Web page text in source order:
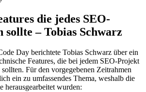
die jedes SEO-
sollte – Tobias Schwarz
Day berichtete Tobias Schwarz über ein
Features, die bei jedem SEO-Projekt
Für den vorgegebenen Zeitrahmen
ein zu umfassendes Thema, weshalb die
herausgearbeitet wurden: